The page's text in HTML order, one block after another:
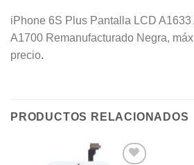
iPhone 6S Plus Pantalla LCD A1633
A1700 Remanufacturado Negra,
precio.
PRODUCTOS RELACIONADOS